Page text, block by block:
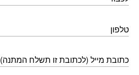
טלפון
כתובת מייל (לכתובת זו תשלח המתנה)